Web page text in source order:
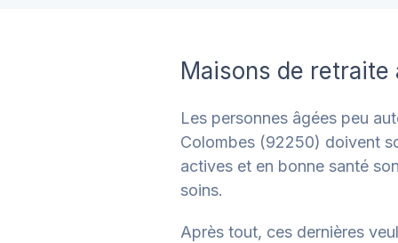
Maisons de
Les personnes âgées peu
Colombes (92250) doivent
actives et en bonne santé
soins.
Après tout, ces dernières